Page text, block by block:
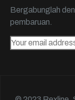
Bergabunglah
pembaruan.